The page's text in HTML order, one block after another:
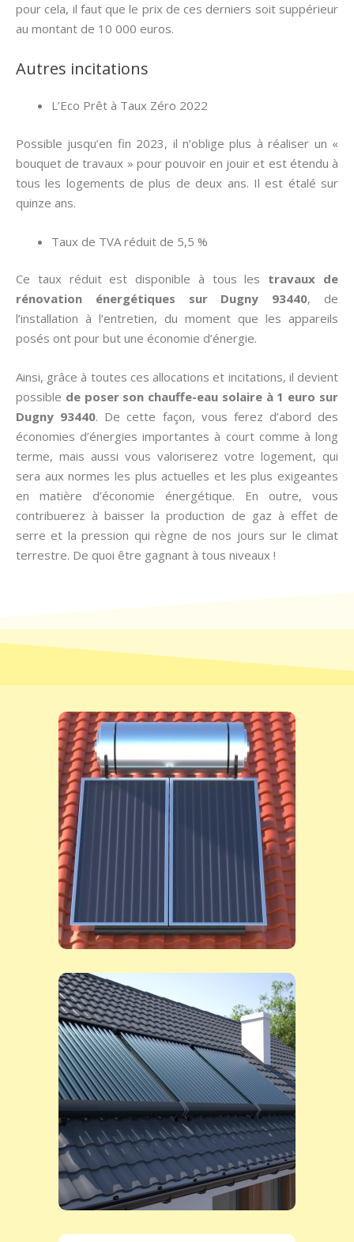
pour cela, il faut que le prix de ces derniers soit suppérieur
au montant de 10 000 euros.
Autres incitations
L’Eco Prêt à Taux Zéro 2022
Possible jusqu’en fin 2023, il n’oblige plus à réaliser un «
bouquet de travaux » pour pouvoir en jouir et est étendu à
tous les logements de plus de deux ans. Il est étalé sur
quinze ans.
Taux de TVA réduit de 5,5 %
Ce taux réduit est disponible à tous les travaux de
rénovation énergétiques sur Dugny 93440, de
l’installation à l’entretien, du moment que les appareils
posés ont pour but une économie d’énergie.
Ainsi, grâce à toutes ces allocations et incitations, il devient
possible de poser son chauffe-eau solaire à 1 euro sur
Dugny 93440. De cette façon, vous ferez d’abord des
économies d’énergies importantes à court comme à long
terme, mais aussi vous valoriserez votre logement, qui
sera aux normes les plus actuelles et les plus exigeantes
en matière d’économie énergétique. En outre, vous
contribuerez à baisser la production de gaz à effet de
serre et la pression qui règne de nos jours sur le climat
terrestre. De quoi être gagnant à tous niveaux !